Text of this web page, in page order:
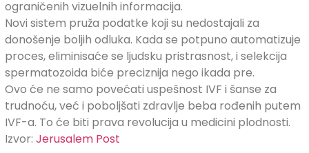
ograničenih vizuelnih informacija.
Novi sistem pruža podatke koji su nedostajali za
donošenje boljih odluka. Kada se potpuno automatizuje
proces, eliminisaće se ljudsku pristrasnost, i selekcija
spermatozoida biće preciznija nego ikada pre.
Ovo će ne samo povećati uspešnost IVF i šanse za
trudnoću, već i poboljšati zdravlje beba rođenih putem
IVF-a. To će biti prava revolucija u medicini plodnosti.
Izvor: Jerusalem Post